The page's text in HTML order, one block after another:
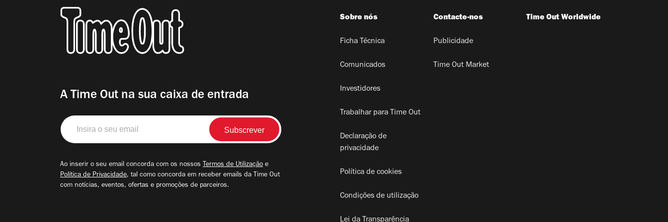
A Time Out na sua caixa de entrada
Insira
o
seu
Ao inserir o seu email concorda com os nossos Termos de Utilização e
Política de Privacidade, tal como concorda em receber emails da Time Out
com notícias, eventos, ofertas e promoções de parceiros.
Sobre nós
Ficha Técnica
Comunicados
Investidores
Trabalhar para Time Out
Declaração de
privacidade
Política de cookies
Condições de utilização
Lei da Transparência
Contacte-nos
Publicidade
Time Out Market
Time Out Worldwide